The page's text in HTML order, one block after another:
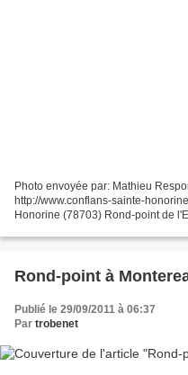
Photo envoyée par: Mathieu
http://www.conflans-sainte-
Honorine (78703) Rond-point de
Rond-point à
Publié le 29/09/2011 à 06:37
Par trobenet